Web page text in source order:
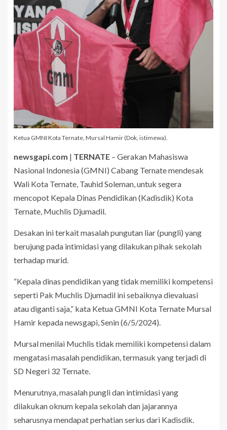
Ketua GMNI Kota Ternate, Mursal Hamir (Dok, istimewa).
newsgapi.com | TERNATE – Gerakan Mahasiswa
Nasional Indonesia (GMNI) Cabang Ternate mendesak
Wali Kota Ternate, Tauhid Soleman, untuk segera
mencopot Kepala Dinas Pendidikan (Kadisdik) Kota
Ternate, Muchlis Djumadil.
Desakan ini terkait masalah pungutan liar (pungli) yang
berujung pada intimidasi yang dilakukan pihak sekolah
terhadap murid.
“Kepala dinas pendidikan yang tidak memiliki kompetensi
seperti Pak Muchlis Djumadil ini sebaiknya dievaluasi
atau diganti saja,” kata Ketua GMNI Kota Ternate Mursal
Hamir kepada newsgapi, Senin (6/5/2024).
Mursal menilai Muchlis tidak memiliki kompetensi dalam
mengatasi masalah pendidikan, termasuk yang terjadi di
SD Negeri 32 Ternate.
Menurutnya, masalah pungli dan intimidasi yang
dilakukan oknum kepala sekolah dan jajarannya
seharusnya mendapat perhatian serius dari Kadisdik.